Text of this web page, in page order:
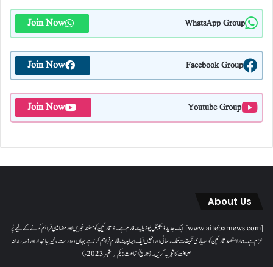
WhatsApp Group
Join Now
Facebook Group
Join Now
Youtube Group
Join Now
About Us
[www.aitebarnews.com] ایک جدید ڈیجیٹل نیوز پلیٹ فارم ہے۔ جو قارئین کو مستند خبریں اور مضامین فراہم کرنے کے لیے پُر
عزم ہے۔ ہمارا مقصدقارئین کو معیاری تخلیقات تک رسائی اور انہیں ایک ایسا پلیٹ فارم فراہم کرنا ہے جہاں وہ درست، غیر جانبدار اور ذمہ دارانہ
صحافت کا تجربہ کریں۔( تاریخ اشاعت : یکم؍ ستمبر 2023ء)